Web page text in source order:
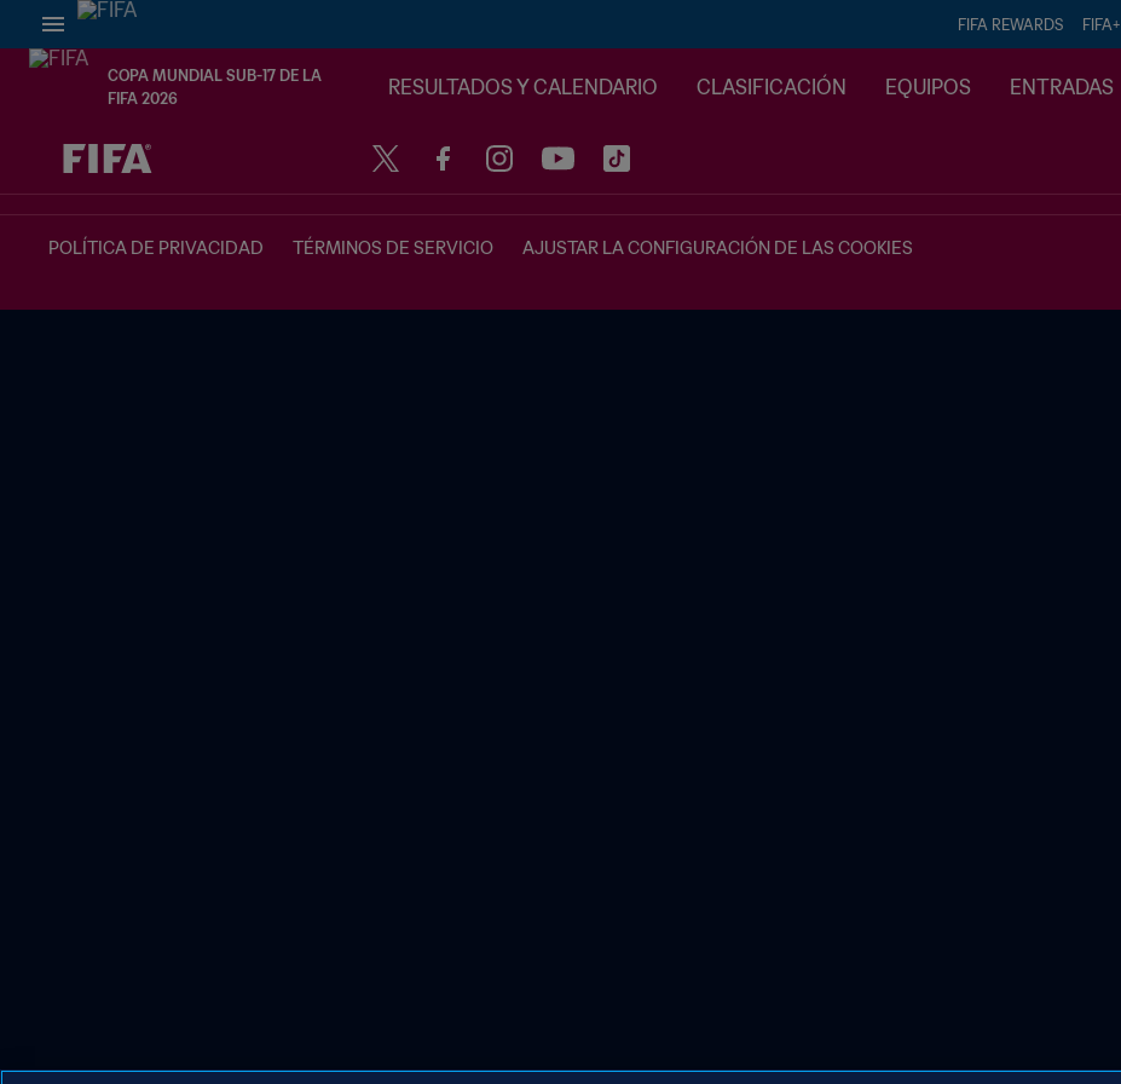
FIFA REWARDS FIFA+
COPA MUNDIAL SUB-17 DE LA
FIFA 2026
RESULTADOS Y CALENDARIO CLASIFICACIÓN EQUIPOS ENTRADAS
{equipoLocal} - {equipoVisitante}
POLÍTICA DE PRIVACIDAD TÉRMINOS DE SERVICIO AJUSTAR LA CONFIGURACIÓN DE LAS COOKIES